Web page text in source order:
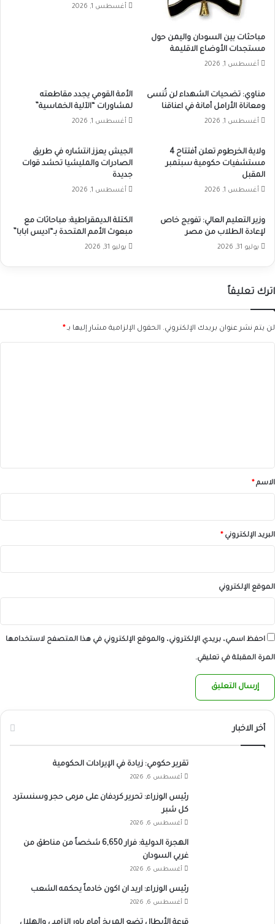
مباحثات بين السودان واليمن حول
مستجدات الأوضاع الاقليمة
أغسطس 1, 2026
أغسطس 1, 2026
مناوي: تضحيات الشهداء لن تُنسى
ومعاناة الأرامل أمانة في اعناقنا
أغسطس 1, 2026
الأمة القومي يجدد مقاطعته
لمشاورات “الآلية الخماسية”
أغسطس 1, 2026
ولاية الخرطوم تعلن أفتتاح 4
مستشفيات حكومية سبتمبر
المقبل
أغسطس 1, 2026
الجيش يعزز انتشاره في طريق
الصادرات والمليشيا تحشد قوات
جديدة
أغسطس 1, 2026
وزير التعليم العالي: تفويج خاص
لإعادة الطلاب من مصر
يوليو 31, 2026
الكتلة الديمقراطية: مباحاثات مع
مبعوث الأمم المتحدة بـ“اديس ابابا”
يوليو 31, 2026
اترك تعليقاً
لن يتم نشر عنوان بريدك الإلكتروني. الحقول الإلزامية مشار إليها بـ*
*الاسم*
البريد الإلكتروني*
الموقع الإلكتروني
احفظ اسمي، بريدي الإلكتروني، والموقع الإلكتروني في هذا المتصفح لاستخدامها
المرة المقبلة في تعليقي.
أخر الاخبار
تقرير حكومي: زيادة في الإيرادات الحكومية
أغسطس 6, 2026
رئيس الوزراء: تحرير كردفان على مرمى حجر وسنسترد
كل شبر
أغسطس 6, 2026
الهجرة الدولية: فرار 6,650 شخصاً من مناطق من
غربي السودان
أغسطس 6, 2026
رئيس الوزراء: اريد ان اكون خادماً يحكمه الشعب
أغسطس 6, 2026